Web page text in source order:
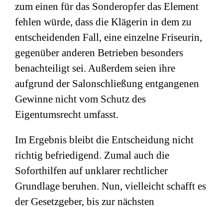
zum einen für das Sonderopfer das Element
fehlen würde, dass die Klägerin in dem zu
entscheidenden Fall, eine einzelne Friseurin,
gegenüber anderen Betrieben besonders
benachteiligt sei. Außerdem seien ihre
aufgrund der Salonschließung entgangenen
Gewinne nicht vom Schutz des
Eigentumsrecht umfasst.
Im Ergebnis bleibt die Entscheidung nicht
richtig befriedigend. Zumal auch die
Soforthilfen auf unklarer rechtlicher
Grundlage beruhen. Nun, vielleicht schafft es
der Gesetzgeber, bis zur nächsten